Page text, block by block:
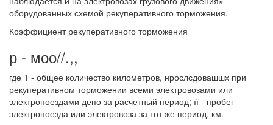
оборудованных схемой рекуперативного торможения.
Коэффициент рекуперативного торможения
р - моо//.,,
где 1 - общее количество километров, нрослсдовашшх при
рекуперативном торможении всеми электровозами или
электропоездами депо за расчетный период; її - пробег
электропоезда или электровоза за тот же период, км.